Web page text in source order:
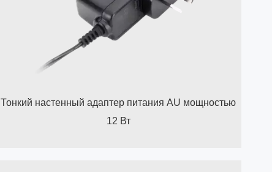
Тонкий настенный адаптер питания AU мощностью
12 Вт